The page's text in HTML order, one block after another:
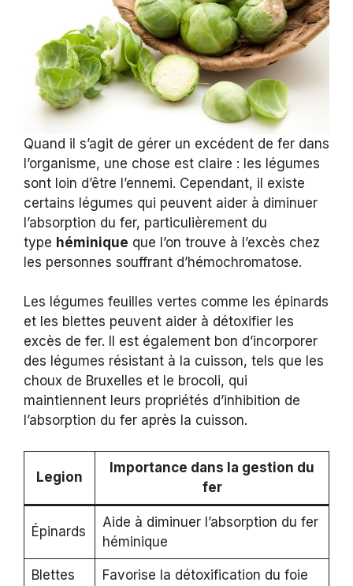
Quand il s’agit de gérer un excédent de fer dans
l’organisme, une chose est claire : les légumes
sont loin d’être l’ennemi. Cependant, il existe
certains légumes qui peuvent aider à diminuer
l’absorption du fer, particulièrement du
type héminique que l’on trouve à l’excès chez
les personnes souffrant d’hémochromatose.
Les légumes feuilles vertes comme les épinards
et les blettes peuvent aider à détoxifier les
excès de fer. Il est également bon d’incorporer
des légumes résistant à la cuisson, tels que les
choux de Bruxelles et le brocoli, qui
maintiennent leurs propriétés d’inhibition de
l’absorption du fer après la cuisson.
Legion
Importance dans la gestion du
fer
Épinards
Aide à diminuer l’absorption du fer
héminique
Blettes Favorise la détoxification du foie